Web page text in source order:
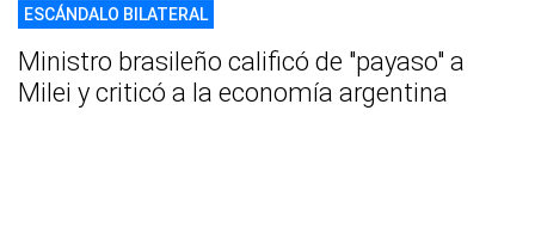
ESCÁNDALO BILATERAL
Ministro brasileño calificó de "payaso" a
Milei y criticó a la economía argentina